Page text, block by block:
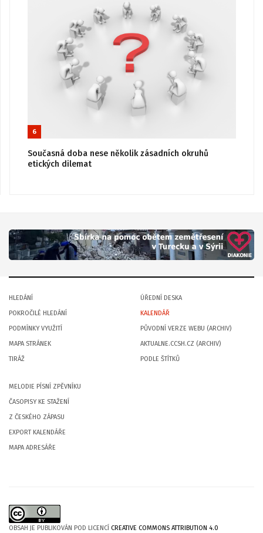
6
Současná doba nese několik zásadních okruhů
etických dilemat
HLEDÁNÍ
POKROČILÉ HLEDÁNÍ
PODMÍNKY VYUŽITÍ
MAPA STRÁNEK
TIRÁŽ
ÚŘEDNÍ DESKA
KALENDÁŘ
PŮVODNÍ VERZE WEBU (ARCHIV)
AKTUALNE.CCSH.CZ (ARCHIV)
PODLE ŠTÍTKŮ
MELODIE PÍSNÍ ZPĚVNÍKU
ČASOPISY KE STAŽENÍ
Z ČESKÉHO ZÁPASU
EXPORT KALENDÁŘE
MAPA ADRESÁŘE
OBSAH JE PUBLIKOVÁN POD LICENCÍ CREATIVE COMMONS ATTRIBUTION 4.0